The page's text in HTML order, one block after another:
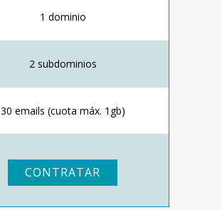
1 dominio
2 subdominios
30 emails (cuota máx. 1gb)
CONTRATAR